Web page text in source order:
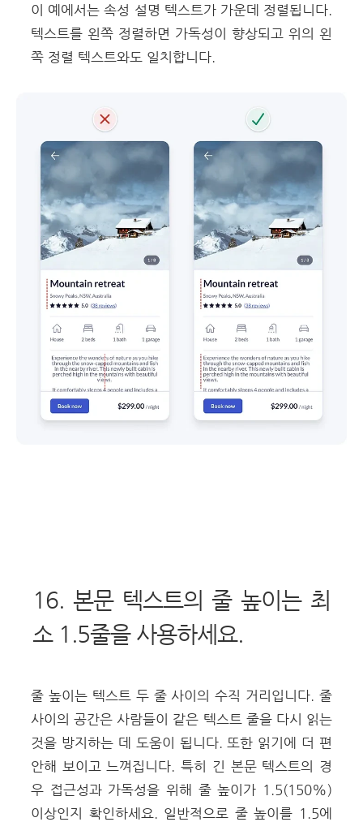
이 예에서는 속성 설명 텍스트가 가운데 정렬됩니다.
텍스트를 왼쪽 정렬하면 가독성이 향상되고 위의 왼
쪽 정렬 텍스트와도 일치합니다.
16. 본문 텍스트의 줄 높이는 최
소 1.5줄을 사용하세요.
줄 높이는 텍스트 두 줄 사이의 수직 거리입니다. 줄
사이의 공간은 사람들이 같은 텍스트 줄을 다시 읽는
것을 방지하는 데 도움이 됩니다. 또한 읽기에 더 편
안해 보이고 느껴집니다. 특히 긴 본문 텍스트의 경
우 접근성과 가독성을 위해 줄 높이가 1.5(150%)
이상인지 확인하세요. 일반적으로 줄 높이를 1.5에